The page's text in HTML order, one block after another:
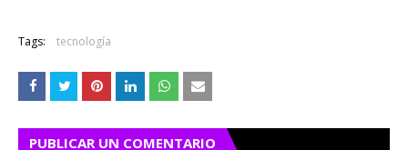
Tags: tecnología
PUBLICAR UN COMENTARIO